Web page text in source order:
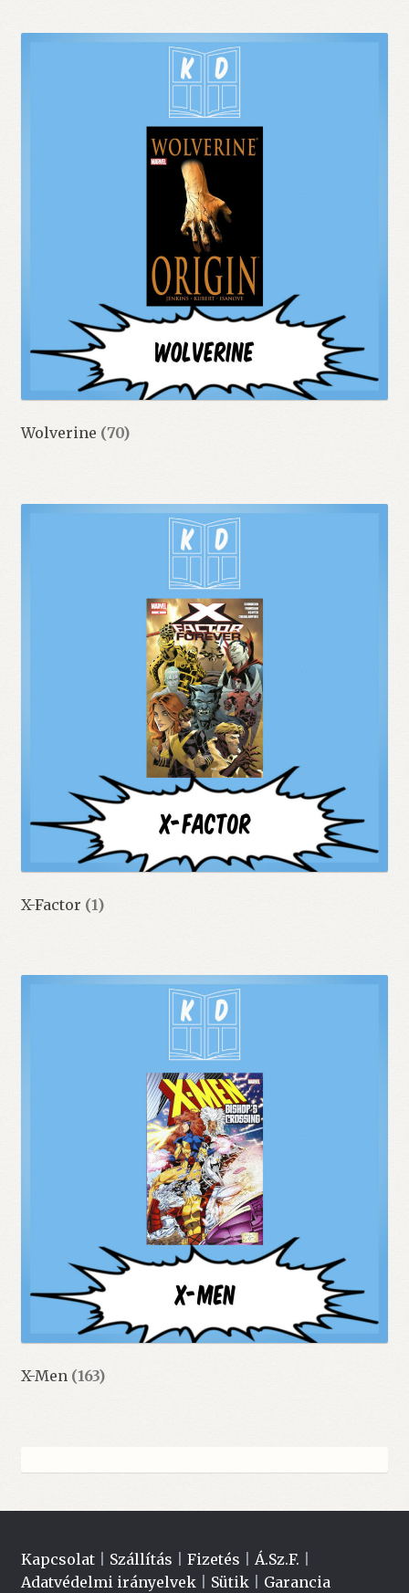
Wolverine (70)
X-Factor (1)
X-Men (163)
Kapcsolat| Szállítás Fizetés Á.Sz.F.
Adatvédelmi irányelvek| Sütik| Garancia